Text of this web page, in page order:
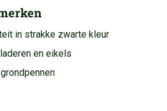
in strakke zwarte kleur
en eikels